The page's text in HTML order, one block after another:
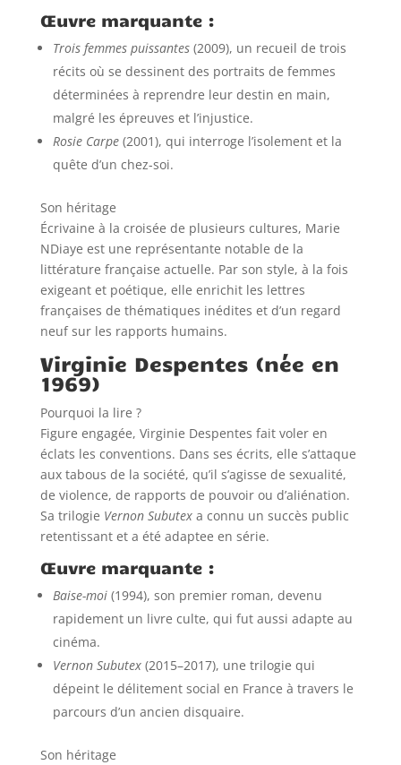
Œuvre marquante :
Trois femmes puissantes(2009), un recueil de trois
récits où se dessinent des portraits de femmes
déterminées à reprendre leur destin en main,
malgré les épreuves et l’injustice.
Rosie Carpe(2001), qui interroge l’isolement et la
quête d’un chez-soi.
Son héritage
Écrivaine à la croisée de plusieurs cultures, Marie
NDiaye est une représentante notable de la
littérature française actuelle. Par son style, à la fois
exigeant et poétique, elle enrichit les lettres
françaises de thématiques inédites et d’un regard
neuf sur les rapports humains.
Virginie Despentes (née en
1969)
Pourquoi la lire ?
Figure engagée, Virginie Despentes fait voler en
éclats les conventions. Dans ses écrits, elle s’attaque
aux tabous de la société, qu’il s’agisse de sexualité,
de violence, de rapports de pouvoir ou d’aliénation.
Sa trilogie Vernon Subutexa connu un succès public
retentissant et a été adaptee en série.
Œuvre marquante :
Baise-moi(1994), son premier roman, devenu
rapidement un livre culte, qui fut aussi adapte au
cinéma.
Vernon Subutex(2015–2017), une trilogie qui
dépeint le délitement social en France à travers le
parcours d’un ancien disquaire.
Son héritage